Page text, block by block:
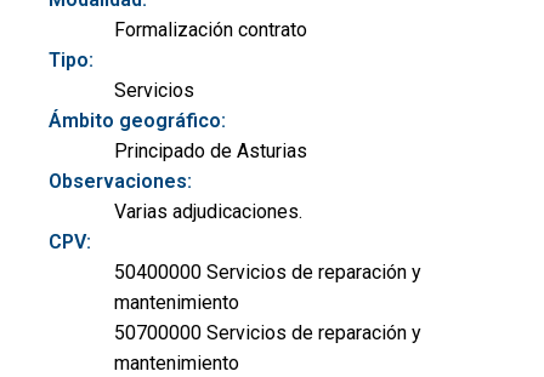
Formalización contrato
Tipo:
Servicios
Ámbito geográfico:
Principado de Asturias
Observaciones:
Varias adjudicaciones.
CPV:
50400000 Servicios de reparación y
mantenimiento
50700000 Servicios de reparación y
mantenimiento